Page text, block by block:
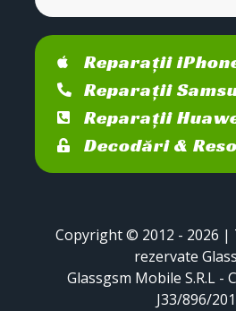
Reparații
Reparații
Reparații
Decodări &
Copyright © 2012 - 2026
rezervate
Glassgsm Mobile S.R.L -
J33/896/